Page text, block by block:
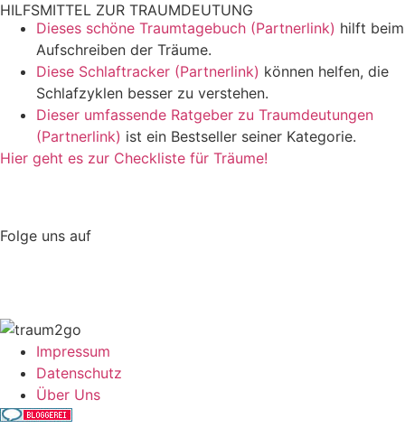
HILFSMITTEL ZUR TRAUMDEUTUNG
Dieses schöne Traumtagebuch (Partnerlink) hilft beim
Aufschreiben der Träume.
Diese Schlaftracker (Partnerlink) können helfen, die
Schlafzyklen besser zu verstehen.
Dieser umfassende Ratgeber zu Traumdeutungen
(Partnerlink) ist ein Bestseller seiner Kategorie.
Hier geht es zur Checkliste für Träume!
Folge uns auf
Impressum
Datenschutz
Über Uns